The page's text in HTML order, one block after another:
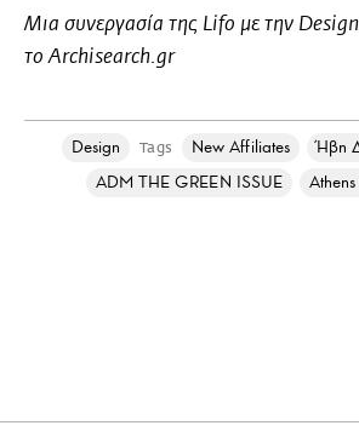
Μια συνεργασία της Lifo με την
το Archisearch.gr
Design Tags New Affiliates
Ήβη
ADM THE GREEN ISSUE